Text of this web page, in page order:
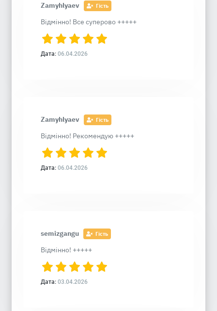
Zamyhlyaev Гість
Відмінно! Все суперово +++++
Дата: 06.04.2026
Zamyhlyaev Гість
Відмінно! Рекомендую +++++
Дата: 06.04.2026
semizgangu Гість
Відмінно! +++++
Дата: 03.04.2026